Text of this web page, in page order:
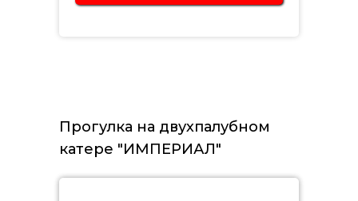
Прогулка на двухпалубном
катере "ИМПЕРИАЛ"